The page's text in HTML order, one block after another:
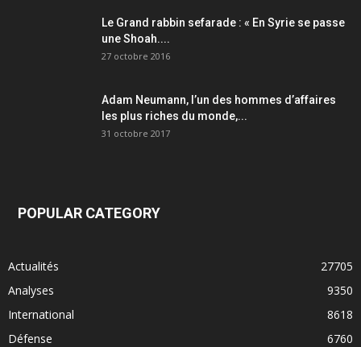
Le Grand rabbin sefarade : « En Syrie se passe
une Shoah....
27 octobre 2016
Adam Neumann, l’un des hommes d’affaires
les plus riches du monde,...
31 octobre 2017
POPULAR CATEGORY
Actualités
27705
Analyses
9350
International
8618
Défense
6760